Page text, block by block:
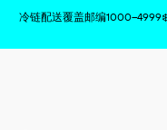
冷链配送覆盖邮编商品已从